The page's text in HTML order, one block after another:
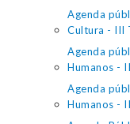
Agenda
Cultura - III
Agenda
Humanos -
Agenda
Humanos -